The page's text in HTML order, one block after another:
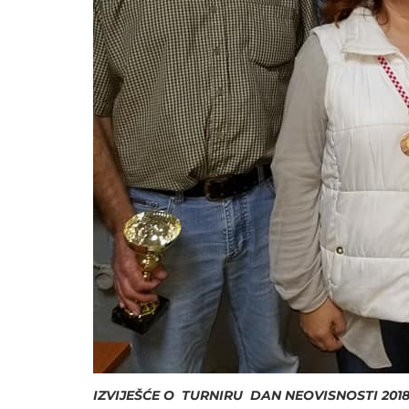
IZVIJEŠĆE O TURNIRU DAN NEOVISNOSTI